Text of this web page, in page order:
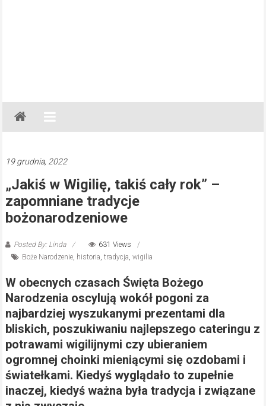
Gazeta
Regionalna
Kłobuck,
Myszków
19 grudnia, 2022
„Jakiś w Wigilię, takiś cały rok” –
zapomniane tradycje
bożonarodzeniowe
Posted By: Linda
631 Views
Boże Narodzenie, historia, tradycja, wigilia
W obecnych czasach Święta Bożego
Narodzenia oscylują wokół pogoni za
najbardziej wyszukanymi prezentami dla
bliskich, poszukiwaniu najlepszego cateringu z
potrawami wigilijnymi czy ubieraniem
ogromnej choinki mieniącymi się ozdobami i
światełkami. Kiedyś wyglądało to zupełnie
inaczej, kiedyś ważna była tradycja i związane